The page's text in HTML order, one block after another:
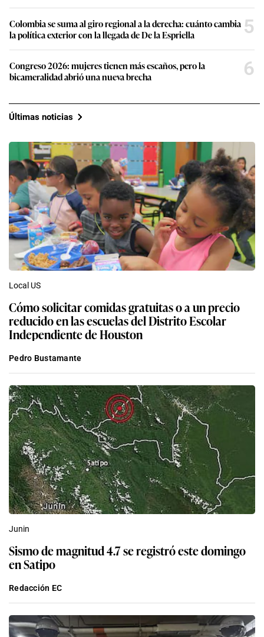
Colombia se suma al giro regional a la derecha: cuánto cambia
la política exterior con la llegada de De la Espriella
5
Congreso 2026: mujeres tienen más escaños, pero la
bicameralidad abrió una nueva brecha
6
Últimas noticias
Local US
Cómo solicitar comidas gratuitas o a un precio
reducido en las escuelas del Distrito Escolar
Independiente de Houston
Pedro Bustamante
Junin
Sismo de magnitud 4.7 se registró este domingo
en Satipo
Redacción EC